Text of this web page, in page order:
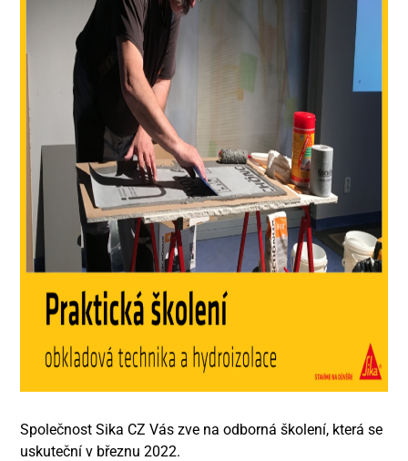
Společnost Sika CZ Vás zve na odborná školení, která se
uskuteční v březnu 2022.